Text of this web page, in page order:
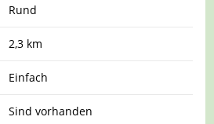
Rund
2,3 km
Einfach
Sind vorhanden